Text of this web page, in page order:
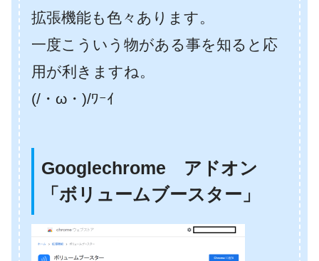
拡張機能も色々あります。
一度こういう物がある事を知ると応
用が利きますね。
(/・ω・)/ﾜｰｲ
Googlechrome アドオン
「ボリュームブースター」